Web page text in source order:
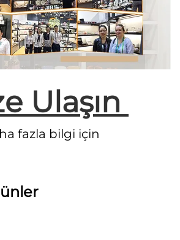
Ulaşın
fazla bilgi için